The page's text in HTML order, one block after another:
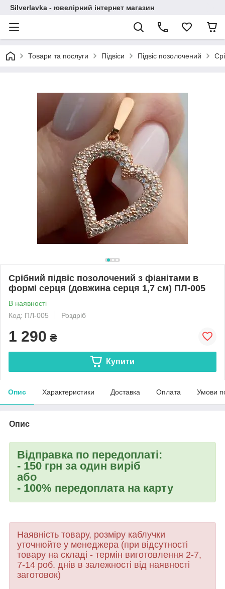
Silverlavka - ювелірний інтернет магазин
Товари та послуги Підвіси Підвіс позолочений
Срібний підвіс позолочений з фіанітами в
формі серця (довжина серця 1,7 см) ПЛ-005
В наявності
Код: ПЛ-005
Роздріб
1 290 ₴
Купити
Опис Характеристики Доставка Оплата Умови
Опис
Відправка по передоплаті:
- 150 грн за один виріб
або
- 100% передоплата на карту
Наявність товару, розміру каблучки
уточнюйте у менеджера (при відсутності
товару на складі - термін виготовлення 2-7,
7-14 роб. днів в залежності від наявності
заготовок)